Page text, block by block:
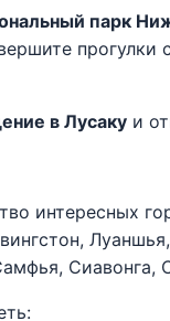
парк
прогулки
в Лусаку и
интересных
Сиавонга,